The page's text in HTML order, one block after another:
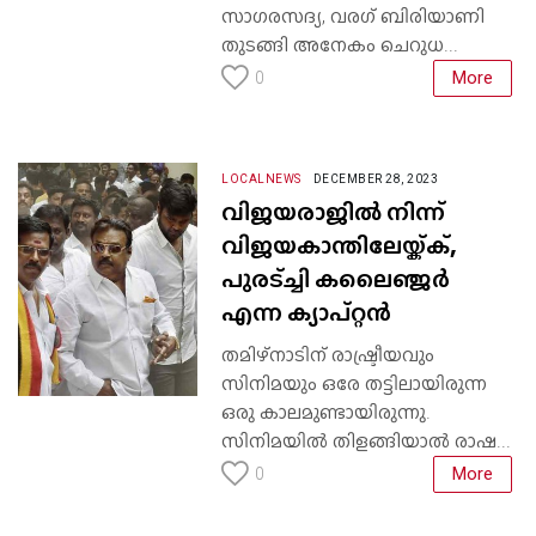
സാഗരസദ്യ, വരഗ് ബിരിയാണി
തുടങ്ങി അനേകം ചെറുധ...
0 More
LOCALNEWS DECEMBER 28, 2023
വിജയരാജിൽ നിന്ന്
വിജയകാന്തിലേയ്ക്ക്,
പുരട്ച്ചി കലൈഞ്ജർ
എന്ന ക്യാപ്റ്റൻ
തമിഴ്‌നാടിന് രാഷ്ട്രീയവും
സിനിമയും ഒരേ തട്ടിലായിരുന്ന
ഒരു കാലമുണ്ടായിരുന്നു.
സിനിമയിൽ തിളങ്ങിയാൽ രാഷ...
0 More